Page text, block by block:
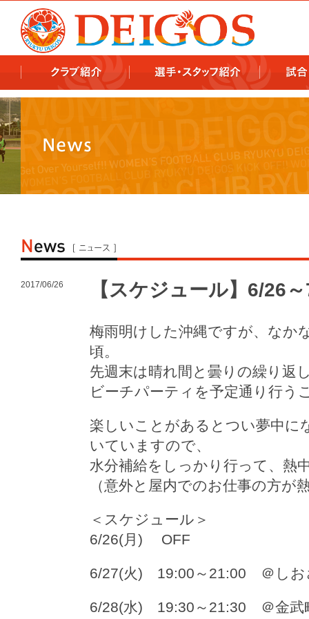
2017/06/26 【スケジュール】6/26
梅雨明けした沖縄ですが、なか
頃。
先週末は晴れ間と曇りの繰り返
ビーチパーティを予定通り行
楽しいことがあるとつい夢中に
いていますので、
水分補給をしっかり行って、熱
（意外と屋内でのお仕事の方
＜スケジュール＞
6/26(月) OFF
6/27(火) 19:00～21:00 ＠しお
6/28(水) 19:30～21:30 ＠金武